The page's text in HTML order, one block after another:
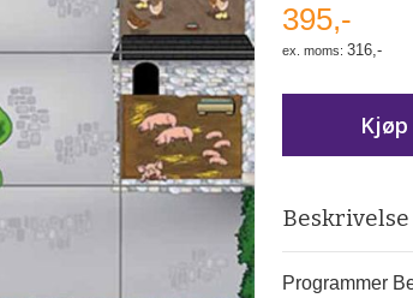
395,-
316,-
Kjøp
Beskrivelse
Programmer